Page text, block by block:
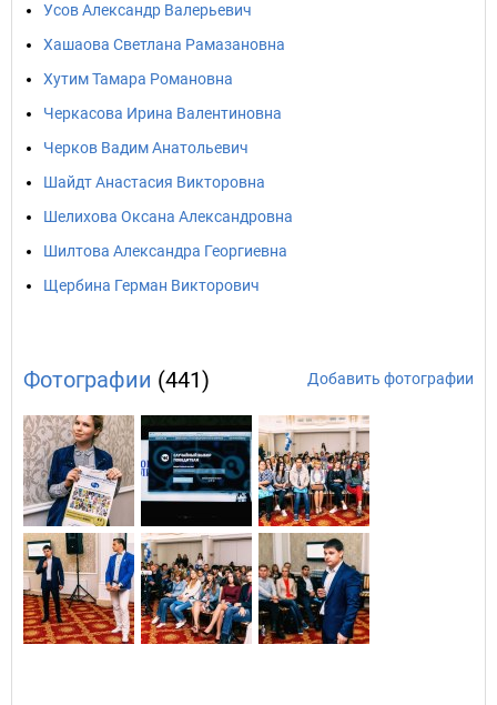
Усов Александр Валерьевич
Хашаова Светлана Рамазановна
Хутим Тамара Романовна
Черкасова Ирина Валентиновна
Черков Вадим Анатольевич
Шайдт Анастасия Викторовна
Шелихова Оксана Александровна
Шилтова Александра Георгиевна
Щербина Герман Викторович
Фотографии (441) Добавить фотографии